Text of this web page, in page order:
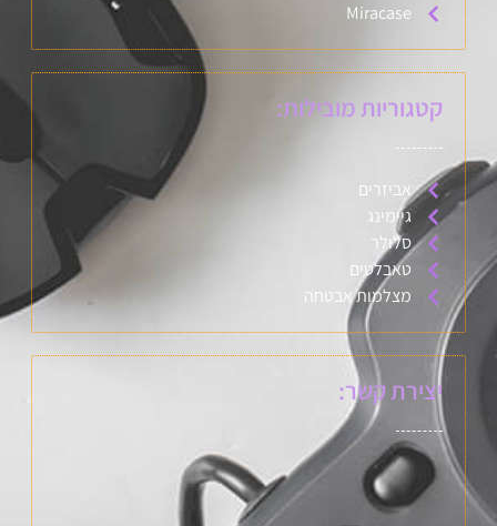
Miracase
קטגוריות מובילות:
אביזרים
גיימינג
סלולר
טאבלטים
מצלמות אבטחה
יצירת קשר: